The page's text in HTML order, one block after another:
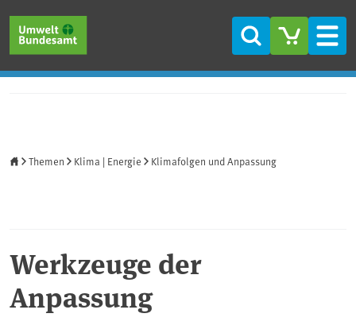
Suche
Themen Klima | Energie Klimafolgen und Anpassung
Werkzeuge der
Anpassung